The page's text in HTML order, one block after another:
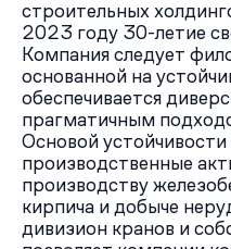
строительных
2023 году 30-летие
Компания следует
основанной на
обеспечивается
прагматичным
Основой
производственные
производству
кирпича и добыче
дивизион кранов и